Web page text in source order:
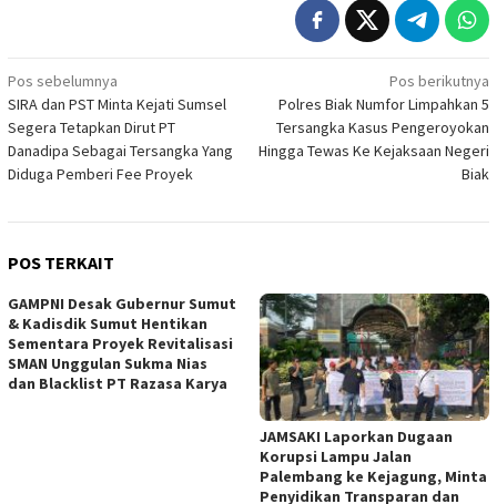
Navigasi
pos
Pos sebelumnya
SIRA dan PST Minta Kejati Sumsel
Segera Tetapkan Dirut PT
Danadipa Sebagai Tersangka Yang
Diduga Pemberi Fee Proyek
Pos berikutnya
Polres Biak Numfor Limpahkan 5
Tersangka Kasus Pengeroyokan
Hingga Tewas Ke Kejaksaan Negeri
Biak
POS TERKAIT
GAMPNI Desak Gubernur Sumut
& Kadisdik Sumut Hentikan
Sementara Proyek Revitalisasi
SMAN Unggulan Sukma Nias
dan Blacklist PT Razasa Karya
JAMSAKI Laporkan Dugaan
Korupsi Lampu Jalan
Palembang ke Kejagung, Minta
Penyidikan Transparan dan